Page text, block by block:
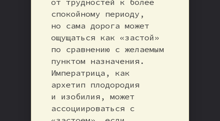
спокойному периоду,
но сама дорога может
ощущаться как «застой»
по сравнению с желаемым
пунктом назначения.
Императрица, как
архетип плодородия
и изобилия, может
ассоциироваться с